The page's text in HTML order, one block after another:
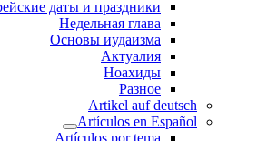
даты и праздники
Недельная глава
Основы иудаизма
Актуалия
Ноахиды
Разное
Artikel auf deutsch
Artículos en Español
Artículos por tema